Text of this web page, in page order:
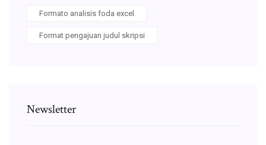
Formato analisis foda excel
Format pengajuan judul skripsi
Newsletter